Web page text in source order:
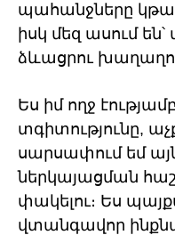
պահանջները
իսկ մեզ ասում
ձևացրու
Ես իմ ողջ
տգիտությունը,
սարսափում եմ
ներկայացման
փակելու։ Ես
վտանգավոր